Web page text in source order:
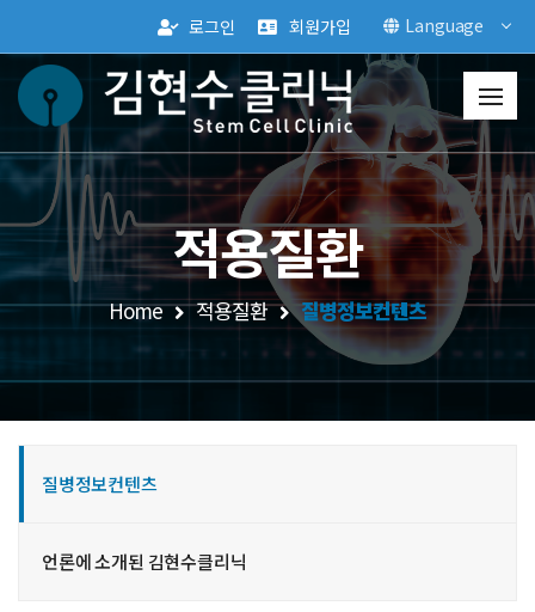
로그인 회원가입 Language
적용질환
Home 적용질환 질병정보컨텐츠
질병정보컨텐츠
언론에 소개된 김현수클리닉